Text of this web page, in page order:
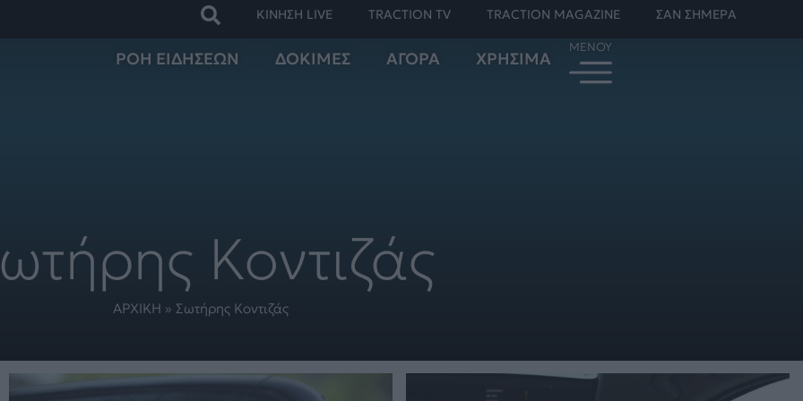
ΚΙΝΗΣΗ LIVE TRACTION TV TRACTION MAGAZINE ΣΑΝ ΣΗΜΕΡΑ
ΡΟΗ ΕΙΔΗΣΕΩΝ ΔΟΚΙΜΕΣ ΑΓΟΡΑ ΧΡΗΣΙΜΑ
Κοντιζάς
ΑΡΧΙΚΗ » Σωτήρης Κοντιζάς